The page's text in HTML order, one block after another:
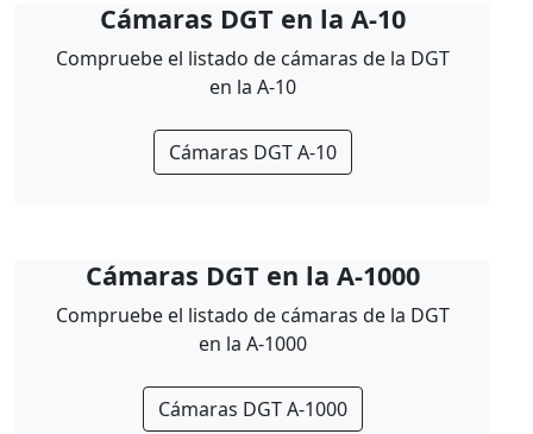
Cámaras DGT en la A-10
Compruebe el listado de cámaras de la DGT
en la A-10
Cámaras DGT A-10
Cámaras DGT en la A-1000
Compruebe el listado de cámaras de la DGT
en la A-1000
Cámaras DGT A-1000